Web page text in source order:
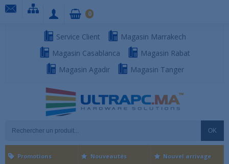
Service Client
Magasin Marrakech
Magasin Casablanca
Magasin Rabat
Magasin Agadir
Magasin Tanger
OK
0
Promotions Nouveautés Nouvel arrivage